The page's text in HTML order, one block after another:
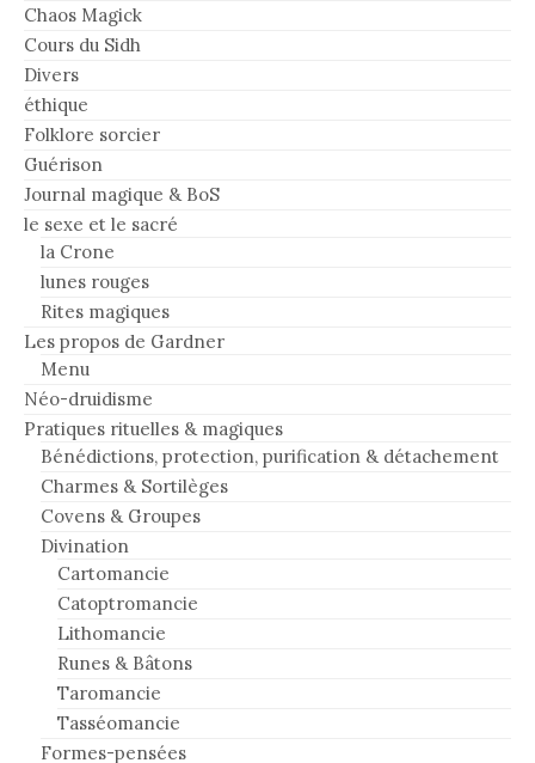
Chaos Magick
Cours du Sidh
Divers
éthique
Folklore sorcier
Guérison
Journal magique & BoS
le sexe et le sacré
la Crone
lunes rouges
Rites magiques
Les propos de Gardner
Menu
Néo-druidisme
Pratiques rituelles & magiques
Bénédictions, protection, purification & détachement
Charmes & Sortilèges
Covens & Groupes
Divination
Cartomancie
Catoptromancie
Lithomancie
Runes & Bâtons
Taromancie
Tasséomancie
Formes-pensées